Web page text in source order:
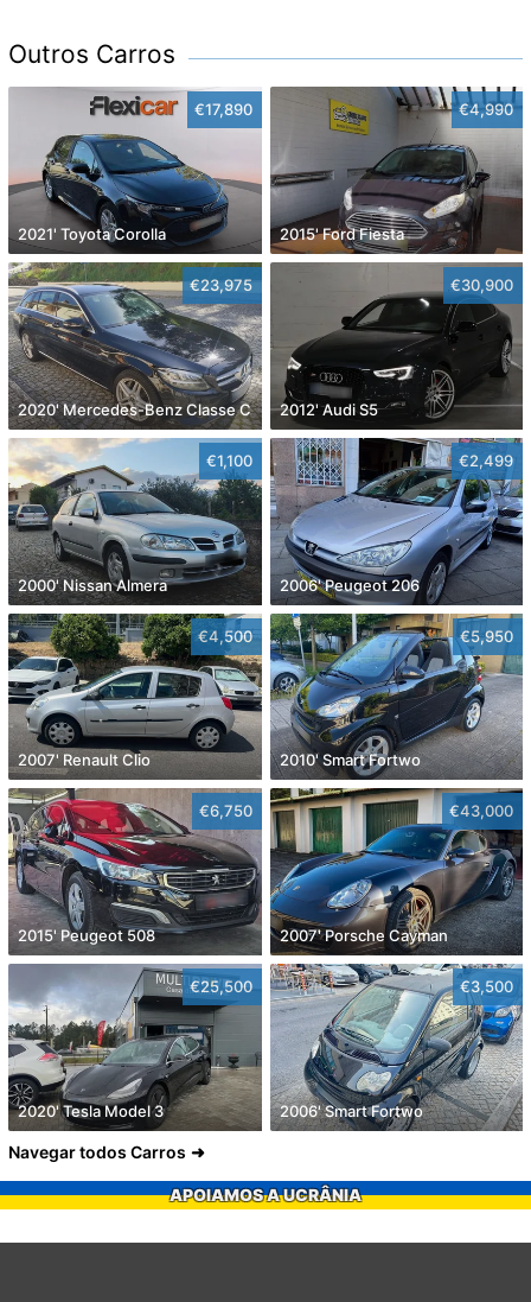
Outros Carros
€17,890
2021' Toyota Corolla
€4,990
2015' Ford Fiesta
€23,975
2020' Mercedes-Benz Classe C
€30,900
2012' Audi S5
€1,100
2000' Nissan Almera
€2,499
2006' Peugeot 206
€4,500
2007' Renault Clio
€5,950
2010' Smart Fortwo
€6,750
2015' Peugeot 508
€43,000
2007' Porsche Cayman
€25,500
2020' Tesla Model 3
€3,500
2006' Smart Fortwo
Navegar todos Carros
APOIAMOS A UCRÂNIA